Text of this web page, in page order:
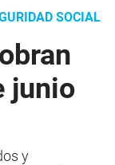
SOCIAL
junio
y